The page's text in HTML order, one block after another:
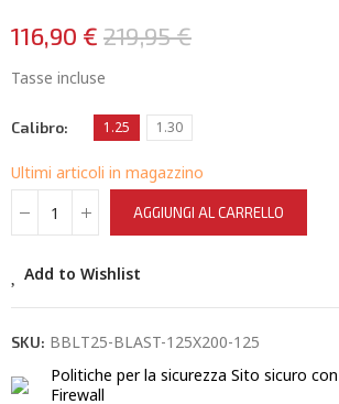
116,90 € 219,95 €
Tasse incluse
Calibro 1.25 1.30
Ultimi articoli in magazzino
AGGIUNGI AL CARRELLO
Add to Wishlist
SKU: BBLT25-BLAST-125X200-125
Politiche per la sicurezza Sito sicuro
Firewall